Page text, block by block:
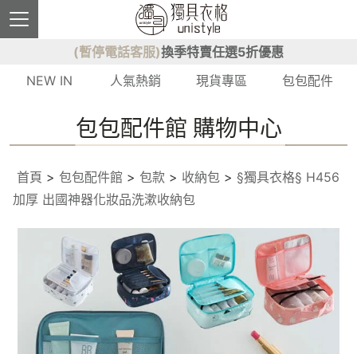
(暫停電話客服)換季特賣任選5折優惠
NEW IN
人氣熱銷 現貨專區 包包配件
包包配件館 購物中心
首頁 > 包包配件館 > 包款 > 收納包 > §獨具衣格§ H456
加厚 出國神器化妝品洗漱收納包